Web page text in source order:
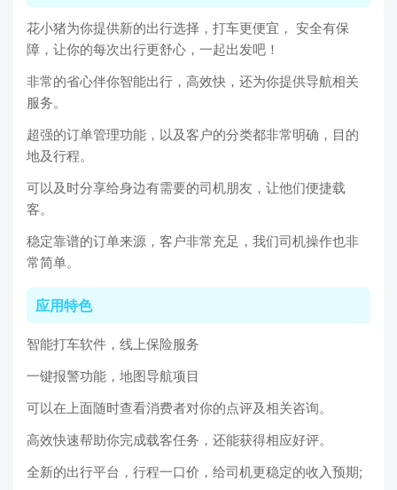
花小猪为你提供新的出行选择，打车更便宜， 安全有保
障，让你的每次出行更舒心，一起出发吧！
非常的省心伴你智能出行，高效快，还为你提供导航相关
服务。
超强的订单管理功能，以及客户的分类都非常明确，目的
地及行程。
可以及时分享给身边有需要的司机朋友，让他们便捷载
客。
稳定靠谱的订单来源，客户非常充足，我们司机操作也非
常简单。
应用特色
智能打车软件，线上保险服务
一键报警功能，地图导航项目
可以在上面随时查看消费者对你的点评及相关咨询。
高效快速帮助你完成载客任务，还能获得相应好评。
全新的出行平台，行程一口价，给司机更稳定的收入预期;